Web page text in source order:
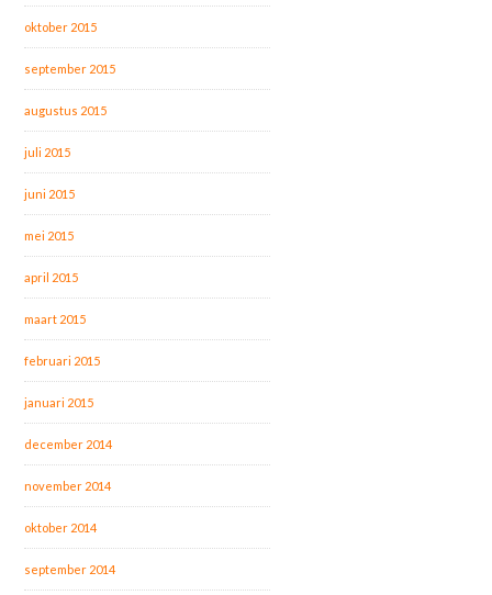
oktober 2015
september 2015
augustus 2015
juli 2015
juni 2015
mei 2015
april 2015
maart 2015
februari 2015
januari 2015
december 2014
november 2014
oktober 2014
september 2014